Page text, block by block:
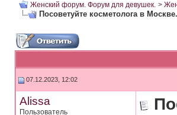
Женский форум. Форум для девушек. >
Посоветуйте косметолога в Москве.
07.12.2023, 12:02
Alissa
Пользователь